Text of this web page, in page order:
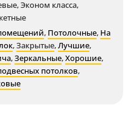
Эконом класса,
, Потолочные, На
,Закрытые,Лучшие,
,Зеркальные,Хорошие,
потолков,